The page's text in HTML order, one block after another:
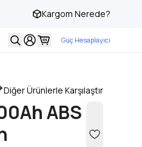
Kargom Nerede?
Güç Hesaplayıcı
Diğer Ürünlerle Karşılaştır
ABS